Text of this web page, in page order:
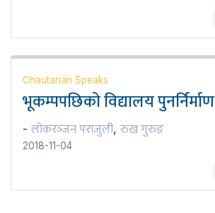
Chautarian Speaks
भूकम्पपछिको विद्यालय पुनर्निर्माण
- लोकरञ्‍जन पराजुली, रुख गुरुङ
2018-11-04